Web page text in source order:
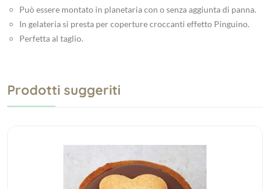
Può essere montato in planetaria con o senza aggiunta di panna.
In gelateria si presta per coperture croccanti effetto Pinguino.
Perfetta al taglio.
Prodotti suggeriti